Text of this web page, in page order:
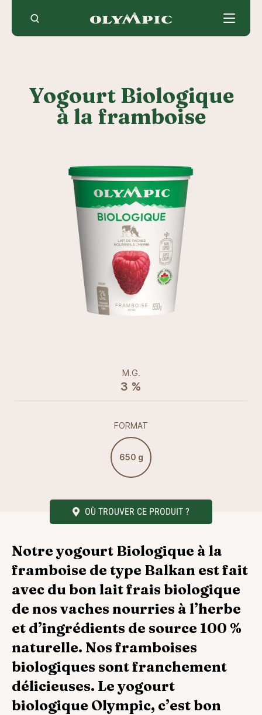
content
Yogourt Biologique
à la framboise
M.G.
3 %
FORMAT
650 g
OÙ TROUVER CE PRODUIT ?
Notre yogourt Biologique à la
framboise de type Balkan est fait
avec du bon lait frais biologique
de nos vaches nourries à l’herbe
et d’ingrédients de source 100 %
naturelle. Nos framboises
biologiques sont franchement
délicieuses. Le yogourt
biologique Olympic, c’est bon